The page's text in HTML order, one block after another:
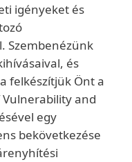
igényeket és
Szembenézünk
és
felkészítjük Önt a
Vulnerability and
egy
bekövetkezése